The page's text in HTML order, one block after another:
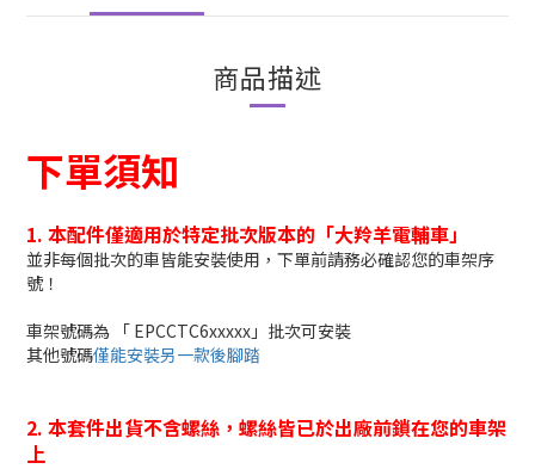
商品描述
下單須知
1. 本配件僅適用於特定批次版本的「大羚羊電輔車」
並非每個批次的車皆能安裝使用，下單前請務必確認您的車架序
號！
車架號碼為 「 EPCCTC6xxxxx」批次可安裝
其他號碼僅能安裝另一款後腳踏
2. 本套件出貨不含螺絲，螺絲皆已於出廠前鎖在您的車架
上